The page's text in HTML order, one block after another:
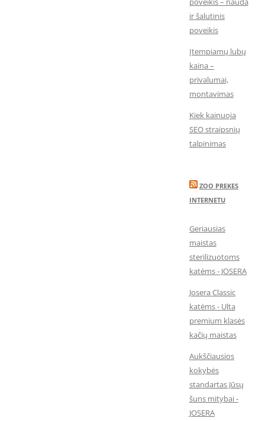
ir šalutinis
poveikis
Įtempiamų lubų
kaina –
privalumai,
montavimas
Kiek kainuoja
SEO straipsnių
talpinimas
ZOO PREKES
INTERNETU
Geriausias
maistas
sterilizuotoms
katėms - JOSERA
Josera Classic
katėms - Ulta
premium klasės
kačių maistas
Aukščiausios
kokybės
standartas Jūsų
šuns mitybai -
JOSERA